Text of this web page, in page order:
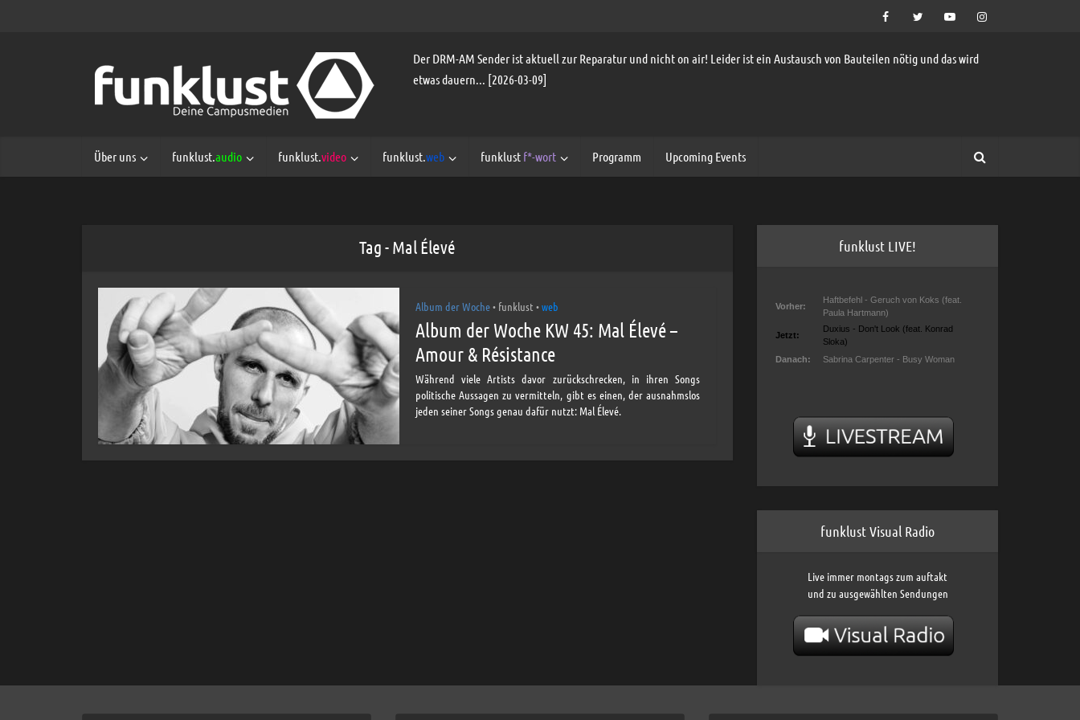
Der DRM-AM Sender ist aktuell zur Reparatur und nicht on air! Leider ist ein Austausch von Bauteilen nötig und das wird
etwas dauern... [2026-03-09]
Über uns funklust.audio funklust.video funklust.web funklust f*-wort Programm Upcoming Events
Tag - Mal Élevé
Album der Woche• funklust •web
Album der Woche KW 45: Mal Élevé –
Amour & Résistance
Während viele Artists davor zurückschrecken, in ihren Songs
politische Aussagen zu vermitteln, gibt es einen, der ausnahmslos
jeden seiner Songs genau dafür nutzt: Mal Élevé.
funklust LIVE!
funklust Visual Radio
Live immer montags zum auftakt
und zu ausgewählten Sendungen